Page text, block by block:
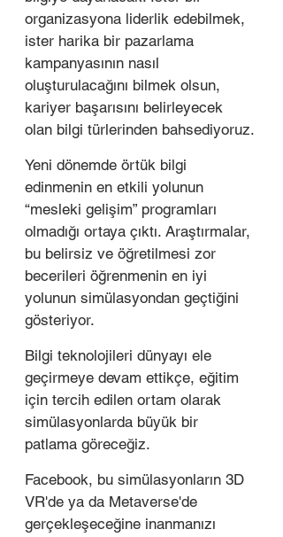
organizasyona liderlik edebilmek,
ister harika bir pazarlama
kampanyasının nasıl
oluşturulacağını bilmek olsun,
kariyer başarısını belirleyecek
olan bilgi türlerinden bahsediyoruz.
Yeni dönemde örtük bilgi
edinmenin en etkili yolunun
“mesleki gelişim” programları
olmadığı ortaya çıktı. Araştırmalar,
bu belirsiz ve öğretilmesi zor
becerileri öğrenmenin en iyi
yolunun simülasyondan geçtiğini
gösteriyor.
Bilgi teknolojileri dünyayı ele
geçirmeye devam ettikçe, eğitim
için tercih edilen ortam olarak
simülasyonlarda büyük bir
patlama göreceğiz.
Facebook, bu simülasyonların 3D
VR'de ya da Metaverse'de
gerçekleşeceğine inanmanızı